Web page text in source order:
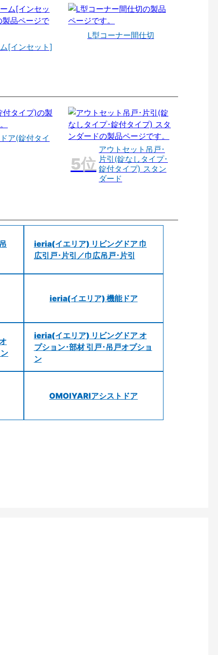
[インセット]
L型コーナー間仕切
ア(錠付タイ
アウトセット吊戸･
片引(錠なしタイプ･
錠付タイプ) スタン
ダード
ieria(イエリア) リビングドア 巾
広引戸･片引／巾広吊戸･片引
ieria(イエリア) 機能ドア
ieria(イエリア) リビングドア オ
プション･部材 引戸･吊戸オプショ
ン
OMOIYARIアシストドア